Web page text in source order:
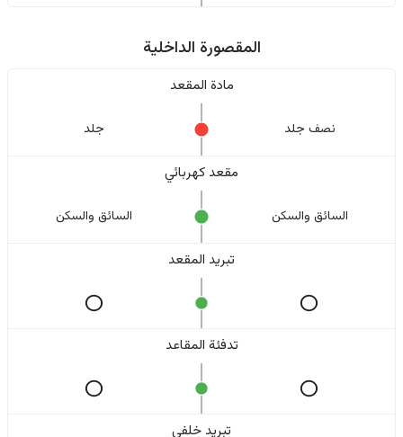
المقصورة الداخلية
مادة المقعد
نصف جلد جلد
مقعد كهربائي
السائق والسکن السائق والسکن
تبريد المقعد
تدفئة المقاعد
تبريد خلفي